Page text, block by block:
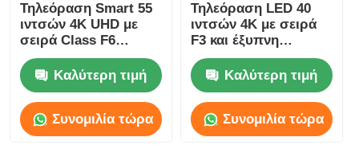
Τηλεόραση Smart 55
ιντσών 4K UHD με
σειρά Class F6
Μοντέλο 2025 3840 x
2160 Καλύτερη τιμή
Συνομιλία τώρα
Τηλεόραση LED 40
ιντσών 4K με σειρά
F3 και έξυπνη
τηλεόραση μοντέλου
2025 Καλύτερη τιμή
Συνομιλία τώρα